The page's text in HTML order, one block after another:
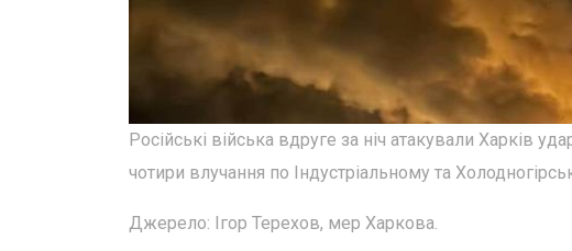
Російські війська вдруге за ніч атакували Харків
чотири влучання по Індустріальному та
Джерело: Ігор Терехов, мер Харкова.